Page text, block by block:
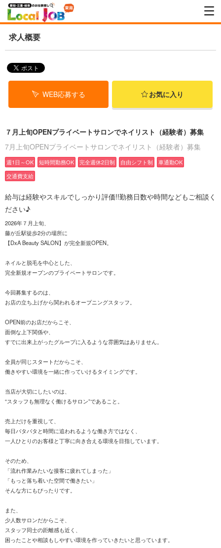
求人概要
WEB応募する お気に入り
７月上旬OPENプライベートサロンでネイリスト（経験者）募集
7月上旬OPENプライベートサロンでネイリスト（経験者）募集
週1日～OK 短時間勤務OK 完全週休2日制 自由シフト制
車通勤OK
交通費支給
給与は経験やスキルでしっかり評価!!勤務日数や時間などもご相談く
ださい♪
2026年７月上旬、
藤が丘駅徒歩2分の場所に
【DxA Beauty SALON】が完全新規OPEN。
ネイルと脱毛を中心とした、
完全新規オープンのプライベートサロンです。
今回募集するのは、
お店の立ち上げから関われるオープニングスタッフ。
OPEN前のお店だからこそ、
面倒な上下関係や、
すでに出来上がったグループに入るような雰囲気はありません。
全員が同じスタートだからこそ、
働きやすい環境を一緒に作っていけるタイミングです。
当店が大切にしたいのは、
“スタッフも無理なく働けるサロン”であること。
売上だけを重視して、
毎日バタバタと時間に追われるような働き方ではなく、
一人ひとりのお客様と丁寧に向き合える環境を目指しています。
そのため、
「流れ作業みたいな接客に疲れてしまった」
「もっと落ち着いた空間で働きたい」
そんな方にもぴったりです。
また、
少人数サロンだからこそ、
スタッフ同士の距離感も近く、
困ったことや相談もしやすい環境を作っていきたいと思っています。